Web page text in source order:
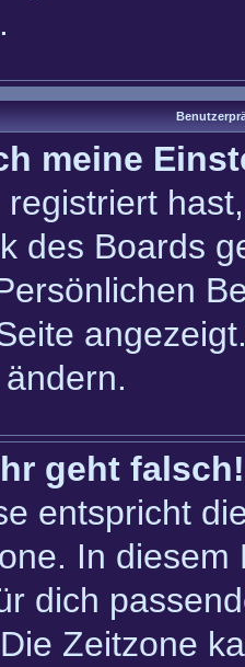
meine
des Boards
geht falsch!
entspricht
In diesem
dich
Zeitzone